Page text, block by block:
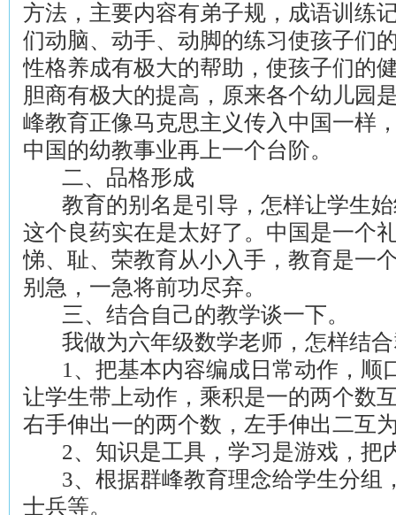
方法，主要内容有弟子规，成语训练
们动脑、动手、动脚的练习使孩子们
性格养成有极大的帮助，使孩子们的
胆商有极大的提高，原来各个幼儿园
峰教育正像马克思主义传入中国一样
中国的幼教事业再上一个台阶。
二、品格形成
教育的别名是引导，怎样让学生
这个良药实在是太好了。中国是一个
悌、耻、荣教育从小入手，教育是一
别急，一急将前功尽弃。
三、结合自己的教学谈一下。
我做为六年级数学老师，怎样结
1、把基本内容编成日常动作，顺
让学生带上动作，乘积是一的两个数
右手伸出一的两个数，左手伸出二互
2、知识是工具，学习是游戏，把
3、根据群峰教育理念给学生分组
士兵等。